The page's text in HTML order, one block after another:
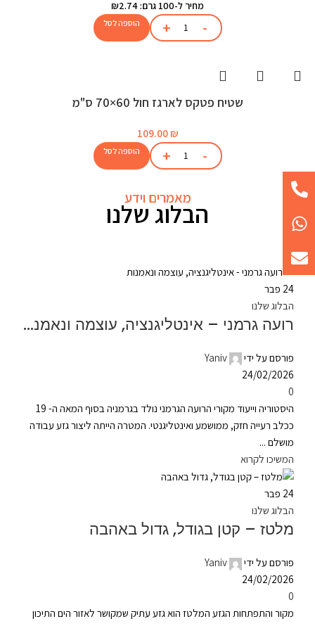
מחיר ל-100 גרם: ₪2.74
הוספה לסל
שטיח פטקס לארגז חול 60×70 ס"מ
109.00 ₪
הוספה לסל
מאמרים וידע
הבלוג שלנו
24 פבר
הבלוג שלנו
רועה גרמני – אינטליגנציה, עוצמה ונאמנות
פורסם על ידי
Yaniv
24/02/2026
0
היסטוריה וייעוד מקורי הרועה הגרמני נולד בגרמניה בסוף המאה ה- 19
ככלב רעייה חזק, ממושמע ואינטליגנטי. המטרה הייתה ליצור גזע עבודה
מושלם ...
המשיכו לקרוא
24 פבר
הבלוג שלנו
מלטז – קטן בגודל, גדול באהבה
פורסם על ידי
Yaniv
24/02/2026
0
מקור והתפתחות הגזע המלטז הוא גזע עתיק שמקושר לאזור הים התיכון